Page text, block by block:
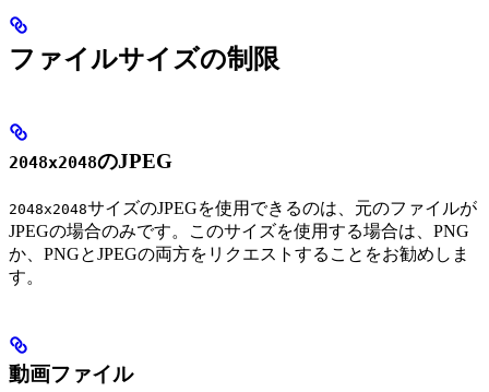
ファイルサイズの制限
2048x2048のJPEG
2048x2048サイズのJPEGを使用できるのは、元のファイルが
JPEGの場合のみです。このサイズを使用する場合は、PNG
か、PNGとJPEGの両方をリクエストすることをお勧めしま
す。
動画ファイル